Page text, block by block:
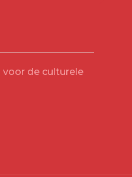
voor de culturele